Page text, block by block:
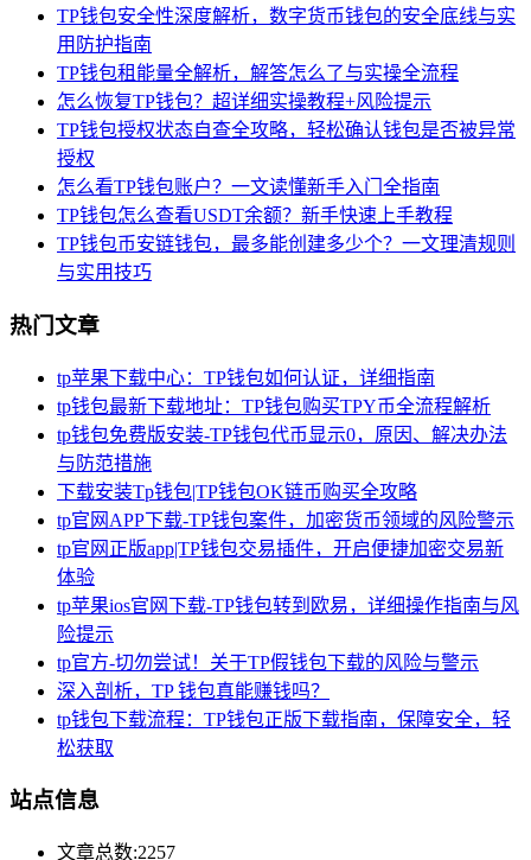
TP钱包安全性深度解析，数字货币钱包的安全底线与实
用防护指南
TP钱包租能量全解析，解答怎么了与实操全流程
怎么恢复TP钱包？超详细实操教程+风险提示
TP钱包授权状态自查全攻略，轻松确认钱包是否被异常
授权
怎么看TP钱包账户？一文读懂新手入门全指南
TP钱包怎么查看USDT余额？新手快速上手教程
TP钱包币安链钱包，最多能创建多少个？一文理清规则
与实用技巧
热门文章
tp苹果下载中心：TP钱包如何认证，详细指南
tp钱包最新下载地址：TP钱包购买TPY币全流程解析
tp钱包免费版安装-TP钱包代币显示0，原因、解决办法
与防范措施
下载安装Tp钱包|TP钱包OK链币购买全攻略
tp官网APP下载-TP钱包案件，加密货币领域的风险警示
tp官网正版app|TP钱包交易插件，开启便捷加密交易新
体验
tp苹果ios官网下载-TP钱包转到欧易，详细操作指南与风
险提示
tp官方-切勿尝试！关于TP假钱包下载的风险与警示
深入剖析，TP 钱包真能赚钱吗？
tp钱包下载流程：TP钱包正版下载指南，保障安全，轻
松获取
站点信息
文章总数:2257